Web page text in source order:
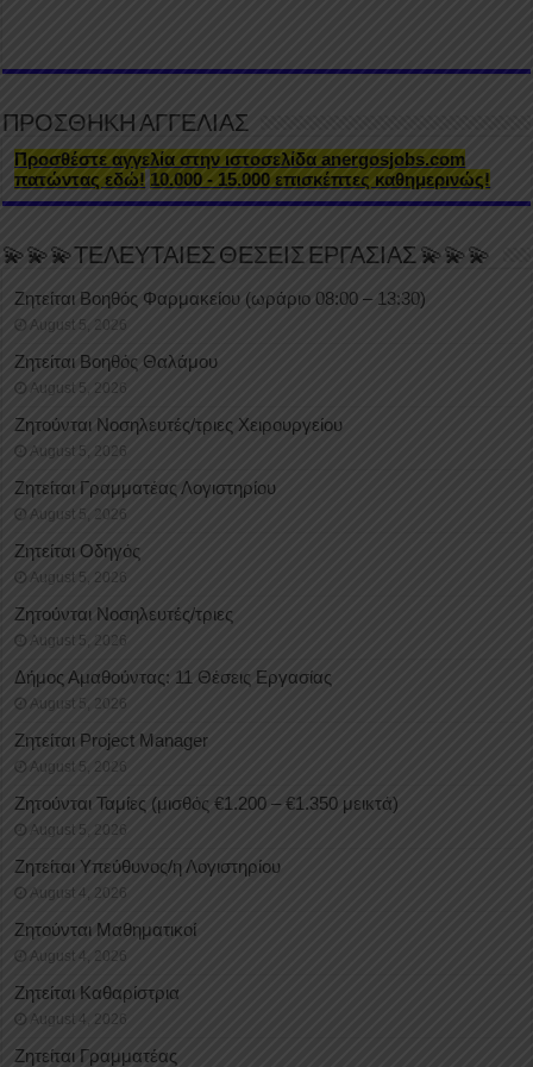
ΠΡΟΣΘΗΚΗ ΑΓΓΕΛΙΑΣ
Προσθέστε αγγελία στην ιστοσελίδα anergosjobs.com
πατώντας εδώ! 10.000 - 15.000 επισκέπτες καθημερινώς!
💫💫💫ΤΕΛΕΥΤΑΙΕΣ ΘΕΣΕΙΣ ΕΡΓΑΣΙΑΣ 💫💫💫
Ζητείται Βοηθός Φαρμακείου (ωράριο 08:00 – 13:30)
August 5, 2026
Ζητείται Βοηθός Θαλάμου
August 5, 2026
Ζητούνται Νοσηλευτές/τριες Χειρουργείου
August 5, 2026
Ζητείται Γραμματέας Λογιστηρίου
August 5, 2026
Ζητείται Οδηγός
August 5, 2026
Ζητούνται Νοσηλευτές/τριες
August 5, 2026
Δήμος Αμαθούντας: 11 Θέσεις Εργασίας
August 5, 2026
Ζητείται Project Manager
August 5, 2026
Ζητούνται Ταμίες (μισθός €1.200 – €1.350 μεικτά)
August 5, 2026
Ζητείται Υπεύθυνος/η Λογιστηρίου
August 4, 2026
Ζητούνται Μαθηματικοί
August 4, 2026
Ζητείται Καθαρίστρια
August 4, 2026
Ζητείται Γραμματέας